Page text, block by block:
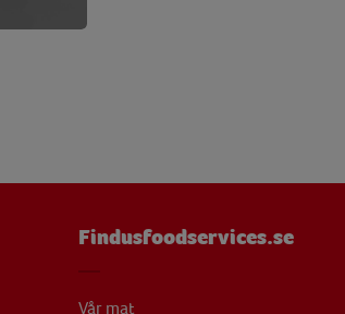
0,12 µg
Findusfoodservices.se
Vår mat